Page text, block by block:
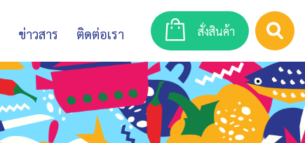
ข่าวสาร ติดต่อเรา สั่งสินค้า